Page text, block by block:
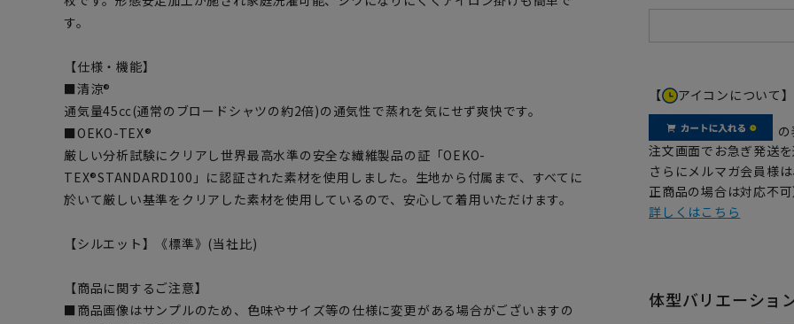
す。
【仕様・機能】
■清涼®
通気量45㏄(通常のブロードシャツの約2倍)の通気性で蒸れを気にせず爽快です。
■OEKO-TEX®
厳しい分析試験にクリアし世界最高水準の安全な繊維製品の証「OEKO-
TEX®STANDARD100」に認証された素材を使用しました。生地から付属まで、すべてに
於いて厳しい基準をクリアした素材を使用しているので、安心して着用いただけます。
【シルエット】《標準》(当社比)
【商品に関するご注意】
■商品画像はサンプルのため、色味やサイズ等の仕様に変更がある場合がございますの
【 アイコンについて】
注文画面でお急ぎ発送
さらにメルマガ会員様
正商品の場合は対応不
詳しくはこちら
体型バリエーショ